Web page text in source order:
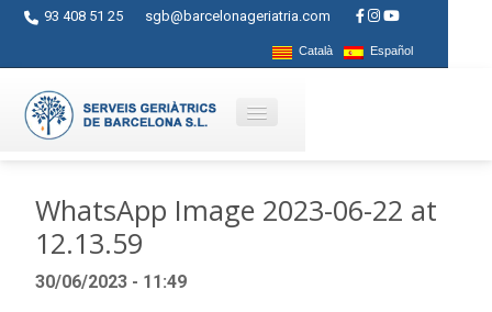
93 408 51 25 sgb@barcelonageriatria.com
Català Español
Serveis
Activitats
WhatsApp Image 2023-06-22 at
12.13.59
30/06/2023 - 11:49